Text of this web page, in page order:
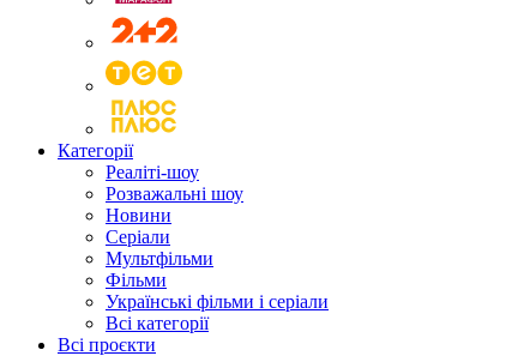
Категорії
Реаліті-шоу
Розважальні шоу
Новини
Серіали
Мультфільми
Фільми
Українські фільми і серіали
Всі категорії
Всі проєкти